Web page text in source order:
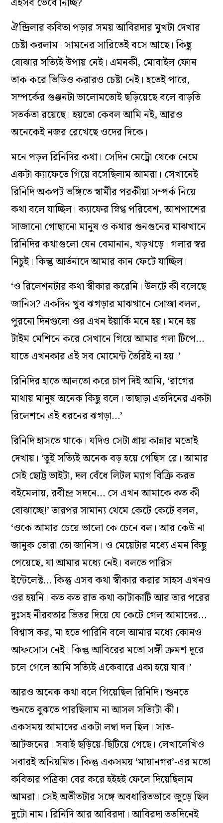
ঐন্দ্রিলার কবিতা পড়ার সময় আবিরদার মুখটা দেখার
চেষ্টা করলাম। সামনের সারিতেই বসে আছে। কিছু
বোঝার সত্যিই উপায় নেই। এমনকী, মোবাইল ফোন
তাক করে ভিডিও করারও চেষ্টা নেই। হতেই পারে,
সম্পর্কের গুঞ্জনটা ভালোমতোই ছড়িয়েছে বলে বাড়তি
সতর্কতা রয়েছে। হয়তো কেবল আমি নই, আরও
অনেকেই নজর রেখেছে ওদের দিকে।
মনে পড়ল রিনিদির কথা। সেদিন মেট্রো থেকে নেমে
একটা ক্যাফেতে গিয়ে বসেছিলাম আমরা। সেখানেই
রিনিদি অকপট ভঙ্গিতে স্বামীর পরকীয়া সম্পর্ক নিয়ে
কথা বলে যাচ্ছিল। ক্যাফের স্নিগ্ধ পরিবেশ, আশপাশের
সাজানো গোছানো মানুষ ও কথার গুনগুনের মাঝখানে
রিনিদির কথাগুলো যেন বেমানান, খড়খড়ে। গলার স্বর
নিচুই। কিন্তু আর্তনাদে আমার কান ফেটে যাচ্ছিল।
‘ও রিলেশনটার কথা স্বীকার করেনি। উলটে কী বলেছে
জানিস? একদিন খুব ঝগড়ার মাঝখানে সোজা বলল,
পুরনো দিনগুলো ওর এখন ইয়ার্কি মনে হয়। মনে হয়
টাইম মেশিনে করে সেখানে গিয়ে আমার গলা টিপে…
যাতে এখনকার এই সব মোমেন্ট তৈরিই না হয়।’
রিনিদির হাতে আলতো করে চাপ দিই আমি, ‘রাগের
মাথায় মানুষ অনেক কিছু বলে। তাছাড়া এতদিনের একটা
রিলেশনে এই ধরনের ঝগড়া…’
রিনিদি হাসতে থাকে। যদিও সেটা প্রায় কান্নার মতোই
দেখায়। ‘তুই সত্যিই অনেক বড় হয়ে গেছিস রে। আমার
সেই ছোট্ট ভাইটা, দল বেঁধে লিটল ম্যাগ বিক্রি করত
বইমেলায়, রবীন্দ্র সদনে… সে এখন আমাকে কত কী
বোঝাচ্ছে!’ তারপর সামান্য থেমে কেটে কেটে বলল,
‘ওকে আমার চেয়ে ভালো কে চেনে বল। আর কেউ না
জানুক তোরা তো জানিস। ও মেয়েটার মধ্যে এমন কিছু
পেয়েছে, যা আমার মধ্যে নেই। বলতে পারিস
ইন্টেলেক্ট… কিন্তু এসব কথা স্বীকার করার সাহস এখনও
ওর হয়নি। কত কত রাত কথা কাটাকাটি আর তার পরের
দুঃসহ নীরবতার ভিতর দিয়ে যে কেটে গেল আমাদের…
বিশ্বাস কর, মা হতে পারিনি বলে আমার মধ্যে কোনও
আফসোস নেই। কিন্তু আবিরের মতো সঙ্গী ক্রমশ দূরে
চলে গেলে আমি সত্যিই একেবারে একা হয়ে যাব।’
আরও অনেক কথা বলে গিয়েছিল রিনিদি। শুনতে
শুনতে বুঝতে পারছিলাম না আসল সত্যিটা কী।
একসময় আমাদের একটা লম্বা দল ছিল। সাত-
আটজনের। সবাই ছড়িয়ে-ছিটিয়ে গেছে। লেখালেখিও
সবারই অনিয়মিত। কিন্তু একসময় ‘মায়ানগর’-এর মতো
কবিতার পত্রিকা বের করে হইহই ফেলে দিয়েছিলাম
আমরা। সেই অতীতটার সঙ্গে অবধারিতভাবে জুড়ে ছিল
দুটো নাম। রিনিদি আর আবিরদা। আবিরদা ততদিনেই